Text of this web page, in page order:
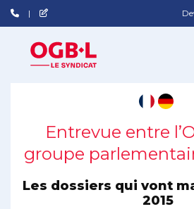
Entrevue entre
groupe
Les dossiers qui vont
2015